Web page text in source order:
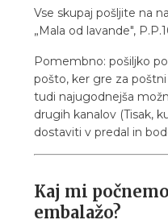
Vse skupaj pošljite na
„Mala od lavande",
Pomembno: pošiljko
pošto, ker gre za
tudi najugodnejša
drugih kanalov (Tisak,
dostaviti v predal in
Kaj mi
embalažo?